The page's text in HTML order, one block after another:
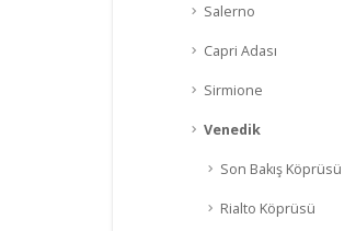
Salerno
Capri Adası
Sirmione
Venedik
Son Bakış Köprüsü
Rialto Köprüsü